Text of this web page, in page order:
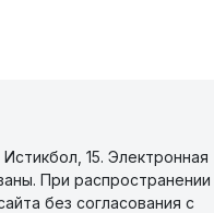
15. Электронная
При распространении
без согласования с